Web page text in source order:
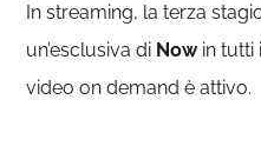
In streaming, la terza
un’esclusiva di Nowin tutti
video on demand è attivo.